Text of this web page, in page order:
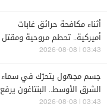
أثناء مكافحة حرائق غابات
أميركية.. تحطم مروحية ومقتل
سائق جرافة
03:43 | 2026-08-08
جسم مجهول يتحرّك في سماء
الشرق الأوسط.. البنتاغون يرفع
السرية عن أجسام طائرة
03:43 | 2026-08-08